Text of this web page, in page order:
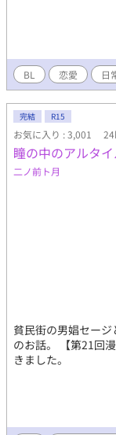
BL 恋愛 日
完結 R15
お気に入り : 3,001
瞳の中のアルタ
二ノ前ト月
貧民街の男娼セー
のお話。 【第21回
きました。